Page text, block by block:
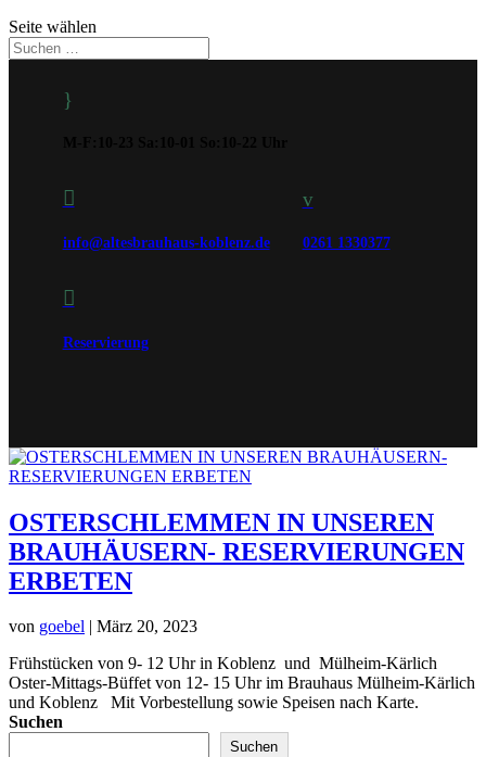
Seite wählen
}

info@altesbrauhaus-koblenz.de
v
0261 1330377

Reservierung
OSTERSCHLEMMEN IN UNSEREN
BRAUHÄUSERN- RESERVIERUNGEN
ERBETEN
von goebel
März 20, 2023
Frühstücken von 9- 12 Uhr in Koblenz und Mülheim-Kärlich
Oster-Mittags-Büffet von 12- 15 Uhr im Brauhaus Mülheim-Kärlich
und Koblenz Mit Vorbestellung sowie Speisen nach Karte.
Suchen
Suchen